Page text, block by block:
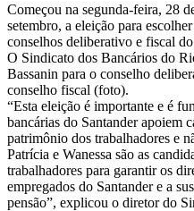
Começou na segunda-feira, 28
setembro, a eleição para
conselhos deliberativo e fiscal
O Sindicato dos Bancários do
Bassanin para o conselho
conselho fiscal (foto).
“Esta eleição é importante e é
bancárias do Santander apoiem
patrimônio dos trabalhadores e
Patrícia e Wanessa são as
trabalhadores para garantir os
empregados do Santander e a
pensão”, explicou o diretor do